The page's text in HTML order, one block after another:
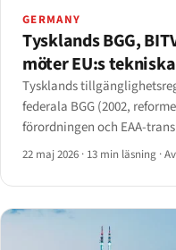
GERMANY
Tysklands BGG,
möter EU:s
Tysklands
federala BGG (2002,
förordningen och EAA-
kompletterade av sexton
22 maj 2026 · 13 min läsning ·